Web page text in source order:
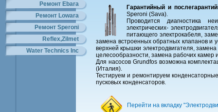
Ремонт Ebara
Ремонт Lowara
Ремонт Speroni
Reflex,Zilmet
Water Technics Inc
Гарантийный и
Speroni (Sava).
Проводится диагностика
электрических-
питающего электрокабеля,
замена встроенных обратных клапанов и
верхней крышки электродвигателя,
целесообразности, замена рабочих камер
Для насосов Grundfos возможна
(Италия).
Тестируем и ремонтируем
пусковых конденсаторов.
Перейти на вкладку